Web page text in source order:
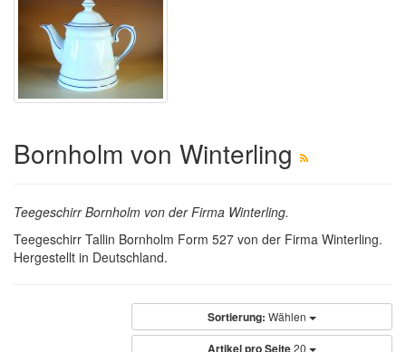
Bornholm von Winterling
Teegeschirr Bornholm von der Firma Winterling.
Teegeschirr Tallin Bornholm Form 527 von der Firma Winterling.
Hergestellt in Deutschland.
Sortierung: Wählen
Artikel pro Seite20